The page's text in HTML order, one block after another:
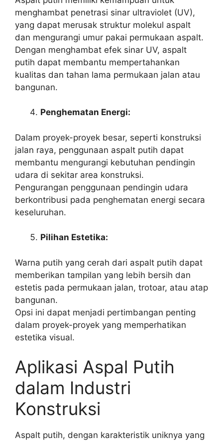
menghambat penetrasi sinar ultraviolet (UV),
yang dapat merusak struktur molekul aspalt
dan mengurangi umur pakai permukaan aspalt.
Dengan menghambat efek sinar UV, aspalt
putih dapat membantu mempertahankan
kualitas dan tahan lama permukaan jalan atau
bangunan.
Penghematan Energi:
Dalam proyek-proyek besar, seperti konstruksi
jalan raya, penggunaan aspalt putih dapat
membantu mengurangi kebutuhan pendingin
udara di sekitar area konstruksi.
Pengurangan penggunaan pendingin udara
berkontribusi pada penghematan energi secara
keseluruhan.
Pilihan Estetika:
Warna putih yang cerah dari aspalt putih dapat
memberikan tampilan yang lebih bersih dan
estetis pada permukaan jalan, trotoar, atau atap
bangunan.
Opsi ini dapat menjadi pertimbangan penting
dalam proyek-proyek yang memperhatikan
estetika visual.
Aplikasi Aspal Putih
dalam Industri
Konstruksi
Aspalt putih, dengan karakteristik uniknya yang